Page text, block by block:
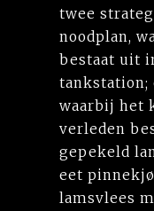
twee
noodplan,
bestaat uit
tankstation;
waarbij het
verleden
gepekeld
eet
lamsvlees